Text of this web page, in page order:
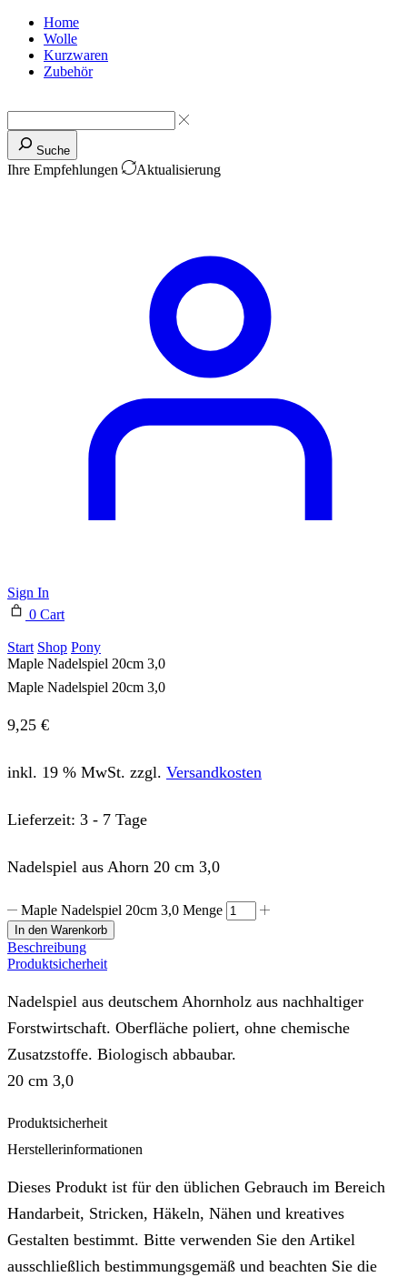
Home
Wolle
Kurzwaren
Zubehör
Suche
Ihre Empfehlungen Aktualisierung
Sign In
0 Cart
Start Shop Pony
Maple Nadelspiel 20cm 3,0
Maple Nadelspiel 20cm 3,0
9,25 €
inkl. 19 % MwSt. zzgl. Versandkosten
Lieferzeit: 3 - 7 Tage
Nadelspiel aus Ahorn 20 cm 3,0
Maple Nadelspiel 20cm 3,0 Menge
In den Warenkorb
Beschreibung
Produktsicherheit
Nadelspiel aus deutschem Ahornholz aus nachhaltiger
Forstwirtschaft. Oberfläche poliert, ohne chemische
Zusatzstoffe. Biologisch abbaubar.
20 cm 3,0
Produktsicherheit
Herstellerinformationen
Dieses Produkt ist für den üblichen Gebrauch im Bereich
Handarbeit, Stricken, Häkeln, Nähen und kreatives
Gestalten bestimmt. Bitte verwenden Sie den Artikel
ausschließlich bestimmungsgemäß und beachten Sie die